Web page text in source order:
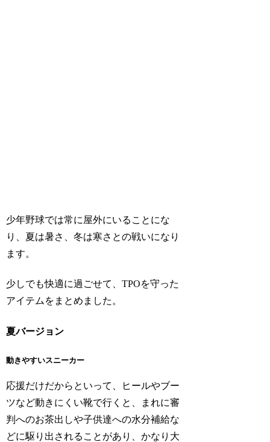
少年野球では常に屋外にいることにな
り、夏は暑さ、冬は寒さとの戦いになり
ます。
少しでも快適に過ごせて、TPOを守った
アイテムをまとめました。
夏バージョン
動きやすいスニーカー
応援だけだからといって、ヒールやブー
ツなど動きにくい靴で行くと、まれに審
判へのお茶出しや子供達への水分補給な
どに駆り出されることがあり、かなり大